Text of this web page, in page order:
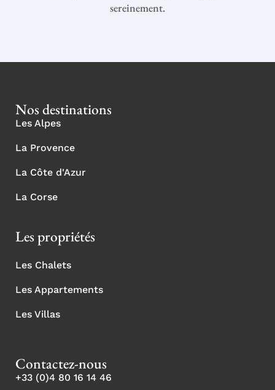
sereinement.
Nos destinations
Les Alpes
La Provence
La Côte d'Azur
La Corse
Les propriétés
Les Chalets
Les Appartements
Les Villas
Contactez-nous
+33 (0)4 80 16 14 46